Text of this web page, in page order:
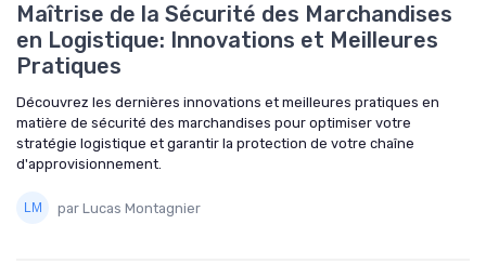
Maîtrise de la Sécurité des Marchandises
en Logistique: Innovations et Meilleures
Pratiques
Découvrez les dernières innovations et meilleures pratiques en
matière de sécurité des marchandises pour optimiser votre
stratégie logistique et garantir la protection de votre chaîne
d'approvisionnement.
par Lucas Montagnier